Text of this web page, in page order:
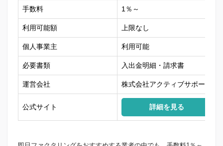
手数料 1％～
利用可能額 上限なし
個人事業主 利用可能
必要書類 入出金明細・請求書
運営会社 株式会社アクティブサポート
公式サイト 詳細を見る